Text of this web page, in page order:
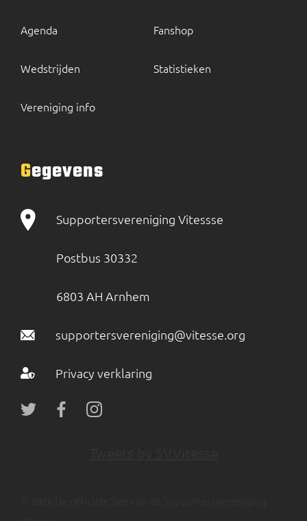
Agenda
Wedstrijden
Vereniging info
Fanshop
Statistieken
Gegevens
Supportersvereniging Vitessse
Postbus 30332
6803 AH Arnhem
supportersvereniging@vitesse.org
Privacy verklaring